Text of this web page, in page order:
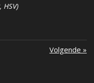
HSV)
Volgende »